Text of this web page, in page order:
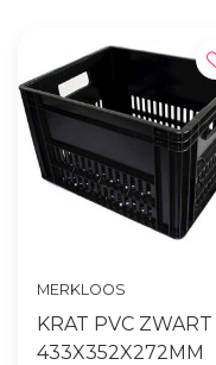
MERKLOOS
KRAT PVC ZWART
433X352X272MM